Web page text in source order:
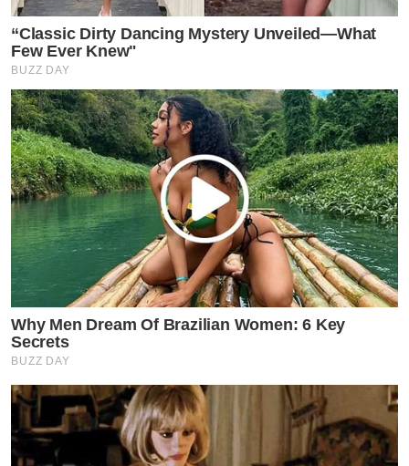
“Classic Dirty Dancing Mystery Unveiled—What
Few Ever Knew"
BUZZ DAY
Why Men Dream Of Brazilian Women: 6 Key
Secrets
BUZZ DAY